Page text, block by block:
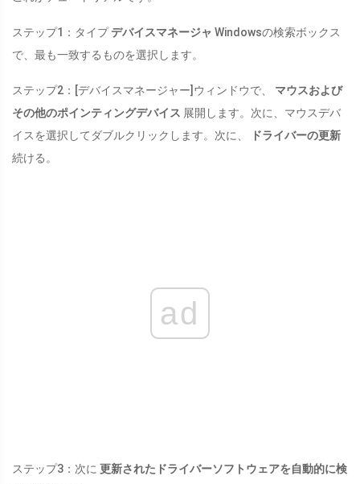
ステップ1：タイプデバイスマネージャ Windowsの検索ボックス
で、最も一致するものを選択します。
ステップ2：[デバイスマネージャー]ウィンドウで、 マウスおよび
その他のポインティングデバイス 展開します。次に、マウスデバ
イスを選択してダブルクリックします。次に、
ドライバーの更新
続ける。
ad
ステップ3：次に 更新されたドライバーソフトウェアを自動的に検